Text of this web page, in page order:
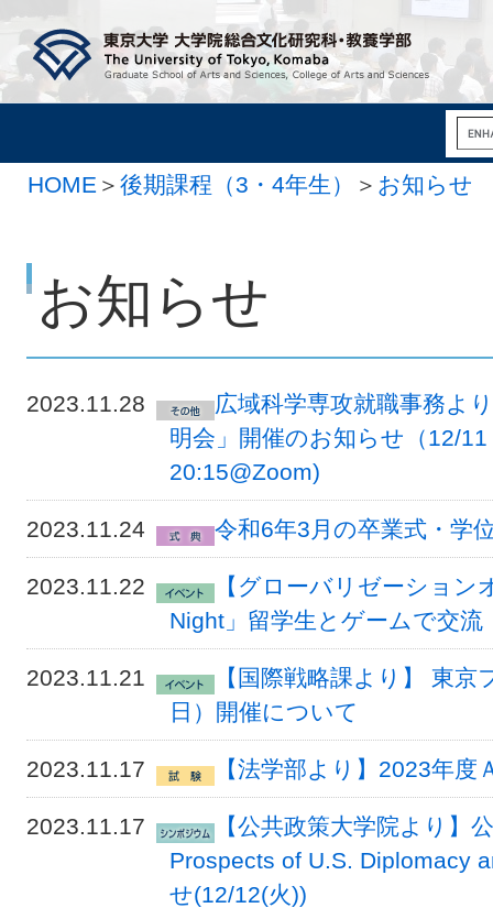
HOME ＞ 後期課程（3・4年生） ＞ お知らせ
お知らせ
2023.11.28
広域科学専攻就職事務よ
明会」開催のお知らせ（12/
20:15@Zoom)
2023.11.24 令和6年3月の卒業式・学
2023.11.22
【グローバリゼーション
Night」留学生とゲームで交流
2023.11.21
【国際戦略課より】 東
日）開催について
2023.11.17 【法学部より】2023年
2023.11.17
【公共政策大学院より】
Prospects of U.S. Diplomacy
せ(12/12(火))